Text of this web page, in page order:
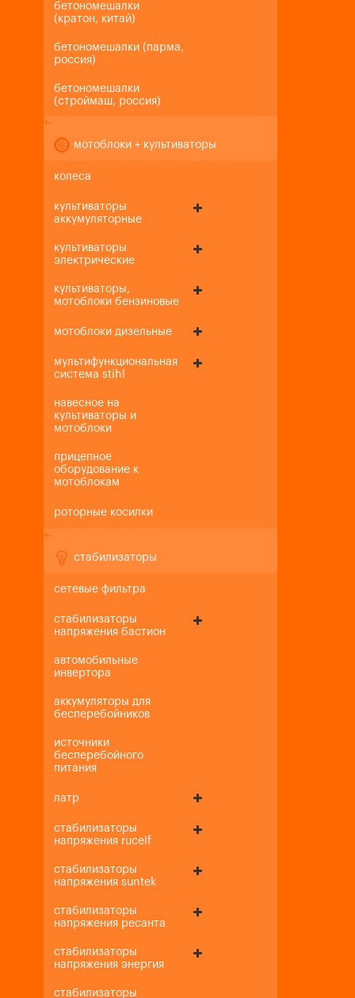
бетономешалки
(кратон, китай)
бетономешалки (парма,
россия)
бетономешалки
(строймаш, россия)
+-
мотоблоки + культиваторы
колеса
культиваторы
аккумуляторные
культиваторы
электрические
культиваторы,
мотоблоки бензиновые
мотоблоки дизельные
мультифункциональная
система stihl
навесное на
культиваторы и
мотоблоки
прицепное
оборудование к
мотоблокам
роторные косилки
+-
стабилизаторы
сетевые фильтра
стабилизаторы
напряжения бастион
автомобильные
инвертора
аккумуляторы для
бесперебойников
источники
бесперебойного
питания
латр
стабилизаторы
напряжения rucelf
стабилизаторы
напряжения suntek
стабилизаторы
напряжения ресанта
стабилизаторы
напряжения энергия
стабилизаторы